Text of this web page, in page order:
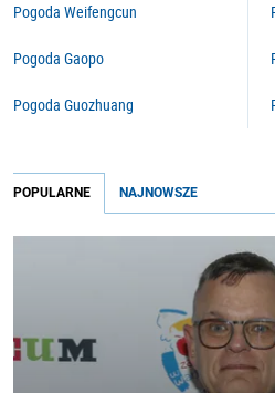
Pogoda Weifengcun
Pogoda Gaopo
Pogoda Guozhuang
POPULARNE NAJNOWSZE